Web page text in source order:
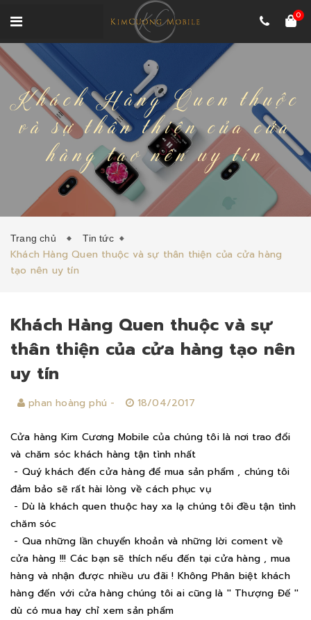
0
Khách Hàng Quen thuộc
và sự thân thiện của cửa
hàng tạo nên uy tín
Trang chủ Tin tức
Khách Hàng Quen thuộc và sự thân thiện của cửa hàng
tạo nên uy tín
Khách Hàng Quen thuộc và sự
thân thiện của cửa hàng tạo nên
uy tín
phan hoàng phú - 18/04/2017
Cửa hàng Kim Cương Mobile của chúng tôi là nơi trao đổi
và chăm sóc khách hàng tận tình nhất
- Quý khách đến cửa hàng để mua sản phẩm , chúng tôi
đảm bảo sẽ rất hài lòng về cách phục vụ
- Dù là khách quen thuộc hay xa lạ chúng tôi đều tận tình
chăm sóc
- Qua những lần chuyển khoản và những lời coment về
cửa hàng !!! Các bạn sẽ thích nếu đến tại cửa hàng , mua
hàng và nhận được nhiều ưu đãi ! Không Phân biệt khách
hàng đến với cửa hàng chúng tôi ai cũng là '' Thượng Đế ''
dù có mua hay chỉ xem sản phẩm